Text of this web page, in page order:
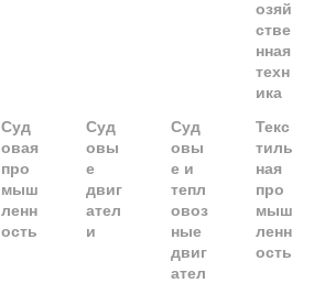
озяй
стве
нная
техн
ика
Суд
овая
про
мыш
ленн
ость
Суд
овы
е
двиг
ател
и
Суд
овы
е и
тепл
овоз
ные
двиг
ател
Текс
тиль
ная
про
мыш
ленн
ость